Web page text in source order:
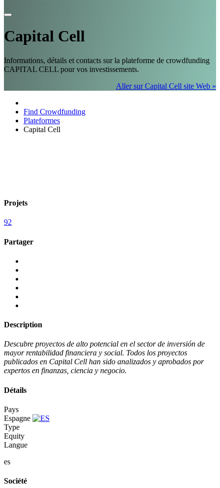
Capital Cell
Informations, détails et contacts sur la plateforme de crowdfunding
CAPITAL CELL pour vos investissements.
Aller sur Capital Cell site Web »
Find Crowdfunding
Plateformes
Capital Cell
Projets
92
Partager
Description
Descubre proyectos de alto potencial en el sector de inversión de
mayor rentabilidad financiera y social. Todos los proyectos
publicados en Capital Cell han sido analizados y aprobados por
expertos en finanzas, ciencia y negocio.
Détails
Pays
Espagne
Type
Equity
Langue
es
Société